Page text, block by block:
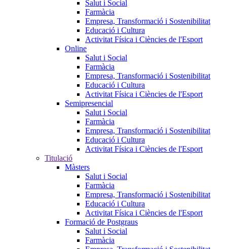
Salut i Social
Farmàcia
Empresa, Transformació i Sostenibilitat
Educació i Cultura
Activitat Física i Ciències de l'Esport
Online
Salut i Social
Farmàcia
Empresa, Transformació i Sostenibilitat
Educació i Cultura
Activitat Física i Ciències de l'Esport
Semipresencial
Salut i Social
Farmàcia
Empresa, Transformació i Sostenibilitat
Educació i Cultura
Activitat Física i Ciències de l'Esport
Titulació
Màsters
Salut i Social
Farmàcia
Empresa, Transformació i Sostenibilitat
Educació i Cultura
Activitat Física i Ciències de l'Esport
Formació de Postgraus
Salut i Social
Farmàcia